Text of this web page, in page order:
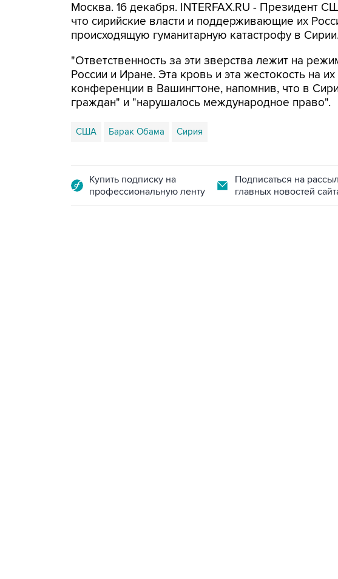
Москва. 16 декабря. INTERFAX.RU - Президент
что сирийские власти и поддерживающие их
происходящую гуманитарную катастрофу в
"Ответственность за эти зверства лежит на
России и Иране. Эта кровь и эта жестокость на
конференции в Вашингтоне, напомнив, что в
граждан" и "нарушалось международное право".
США Барак Обама Сирия
Купить подписку на
профессиональную ленту
Подписаться на
главных новостей